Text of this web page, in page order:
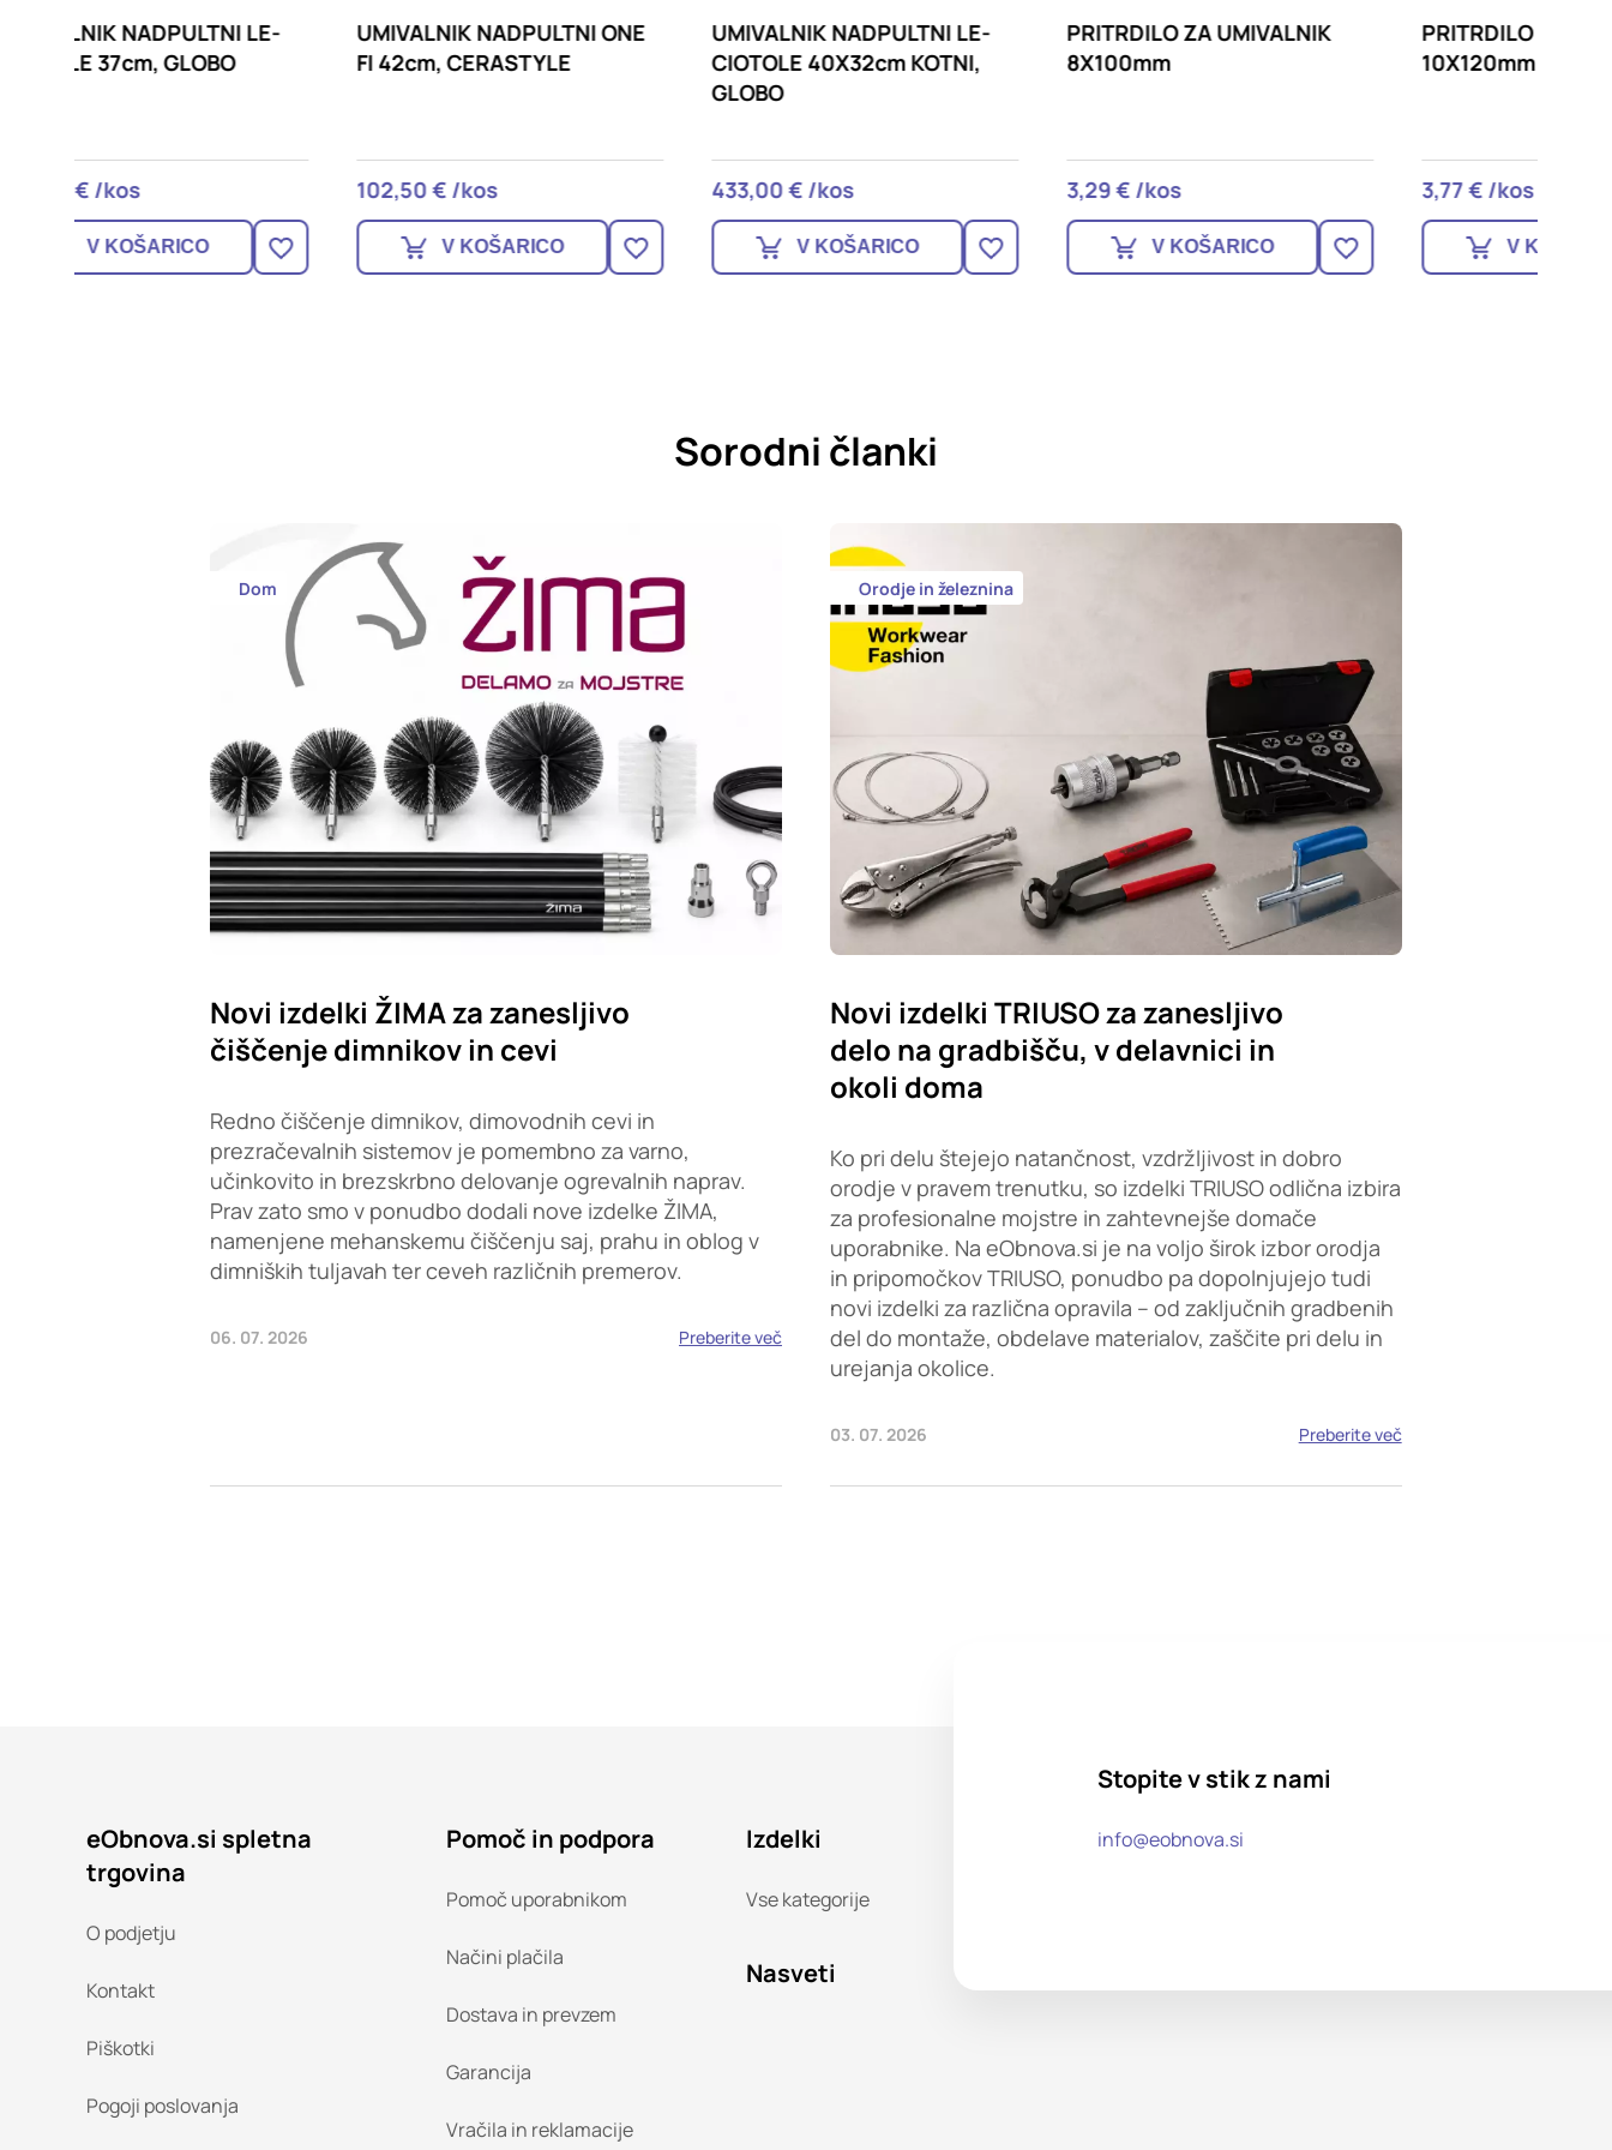
UMIVALNIK NADPULTNI ONE
FI 42cm, CERASTYLE
102,50 € /kos
V KOŠARICO
UMIVALNIK NADPULTNI LE-
CIOTOLE 40X32cm KOTNI,
433,00 € /kos
V KOŠARICO
PRITRDILO ZA UMIVALNIK
8X100mm
3,29 € /kos
V KOŠARICO
PRITRDILO ZA UMIVALNIK
V KOŠARICO
Sorodni članki
Dom
Novi izdelki ŽIMA za zanesljivo
čiščenje dimnikov in cevi
Redno čiščenje dimnikov, dimovodnih cevi in
prezračevalnih sistemov je pomembno za varno,
učinkovito in brezskrbno delovanje ogrevalnih naprav.
Prav zato smo v ponudbo dodali nove izdelke ŽIMA,
namenjene mehanskemu čiščenju saj, prahu in oblog v
dimniških tuljavah ter ceveh različnih premerov.
06. 07. 2026 Preberite več
Orodje in železnina
Novi izdelki TRIUSO za zanesljivo
delo na gradbišču, v delavnici in
okoli doma
Ko pri delu štejejo natančnost, vzdržljivost in dobro
orodje v pravem trenutku, so izdelki TRIUSO odlična izbira
za profesionalne mojstre in zahtevnejše domače
uporabnike. Na eObnova.si je na voljo širok izbor orodja
in pripomočkov TRIUSO, ponudbo pa dopolnjujejo tudi
novi izdelki za različna opravila – od zaključnih gradbenih
del do montaže, obdelave materialov, zaščite pri delu in
urejanja okolice.
03. 07. 2026 Preberite več
eObnova.si spletna
trgovina
O podjetju
Kontakt
Piškotki
Pogoji poslovanja
Pomoč in podpora
Pomoč uporabnikom
Načini plačila
Dostava in prevzem
Garancija
Vračila in reklamacije
Izdelki
Vse kategorije
Nasveti
Stopite v stik z nami
info@eobnova.si